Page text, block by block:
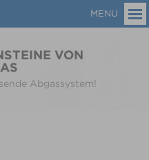
MENU
VON
Abgassystem!